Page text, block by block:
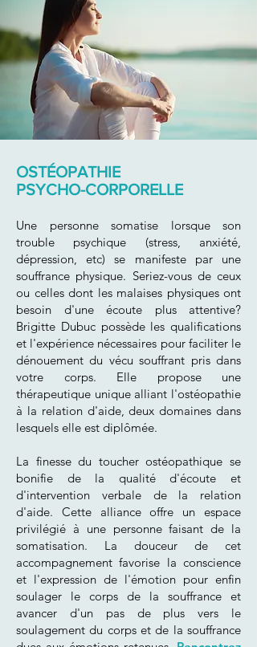
OSTÉOPATHIE
PSYCHO-CORPORELLE
Une personne somatise lorsque son
trouble psychique (stress, anxiété,
dépression, etc) se manifeste par une
souffrance physique. Seriez-vous de ceux
ou celles dont les malaises physiques ont
besoin d'une écoute plus attentive?
Brigitte Dubuc possède les qualifications
et l'expérience nécessaires pour faciliter le
dénouement du vécu souffrant pris dans
votre corps. Elle propose une
thérapeutique unique alliant l'ostéopathie
à la relation d'aide, deux domaines dans
lesquels elle est diplômée.
La finesse du toucher ostéopathique se
bonifie de la qualité d'écoute et
d'intervention verbale de la relation
d'aide. Cette alliance offre un espace
privilégié à une personne faisant de la
somatisation. La douceur de cet
accompagnement favorise la conscience
et l'expression de l'émotion pour enfin
soulager le corps de la souffrance et
avancer d'un pas de plus vers le
soulagement du corps et de la souffrance